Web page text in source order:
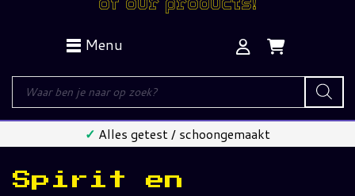
Menu
Producten
zoeken
✓ Alles getest / schoongemaakt
Spirit en